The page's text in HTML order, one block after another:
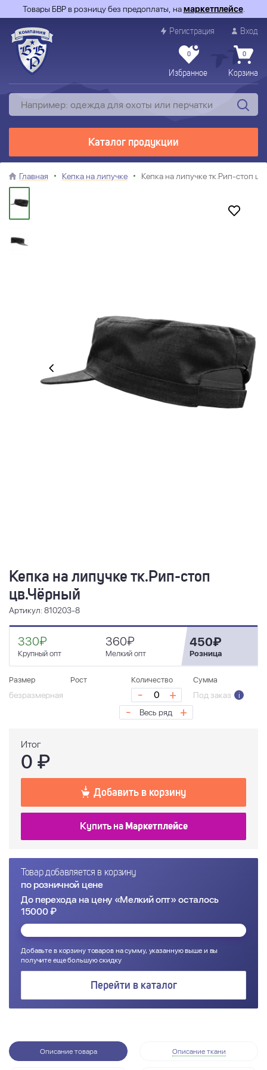
Товары БВР в розницу без предоплаты, намаркетплейсе.
Регистрация Вход
0
Избранное
0
Корзина
Каталог продукции
Главная Кепка на липучке Кепка на липучке тк.Рип-стоп
Кепка на липучке тк.Рип-стоп
цв.Чёрный
Артикул: 810203-8
330₽
Крупный опт
360₽
Мелкий опт
450₽
Розница
Размер Рост Количество Сумма
безразмерная - + Под заказ i
- Весь ряд +
Итог
0 ₽
Добавить в корзину
Купить на Маркетплейсе
Товар добавляется в корзину
по розничной цене
До перехода на цену «Мелкий опт» осталось
15000 ₽
Добавьте в корзину товаров на сумму, указанную выше и вы
получите еще большую скидку
Перейти в каталог
Описание товара Описание ткани